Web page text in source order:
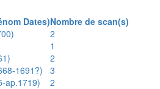
Dates)Nombre de scan(s)
2
1
2
1691?)
3
ap.1719)
2